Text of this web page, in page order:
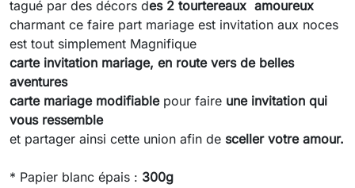
tagué par des décors des 2 tourtereaux amoureux
charmant ce faire part mariage est invitation aux noces
est tout simplement Magnifique
carte invitation mariage, en route vers de belles
aventures
carte mariage modifiablepour faire une invitation qui
vous ressemble
et partager ainsi cette union afin de sceller votre amour.
* Papier blanc épais : 300g